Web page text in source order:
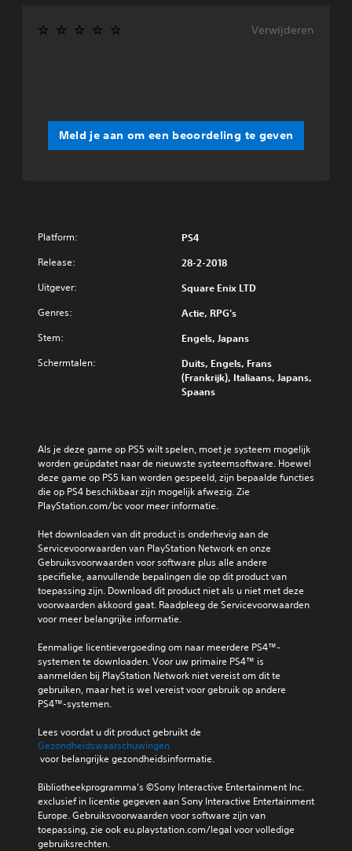
Meld je aan om een beoordeling te geven
Verwijderen
Platform: PS4
Release: 28-2-2018
Uitgever: Square Enix LTD
Genres: Actie, RPG's
Stem: Engels, Japans
Schermtalen:
Duits, Engels, Frans
(Frankrijk), Italiaans, Japans,
Spaans
Als je deze game op PS5 wilt spelen, moet je systeem mogelijk
worden geüpdatet naar de nieuwste systeemsoftware. Hoewel
deze game op PS5 kan worden gespeeld, zijn bepaalde functies
die op PS4 beschikbaar zijn mogelijk afwezig. Zie
PlayStation.com/bc voor meer informatie.
Het downloaden van dit product is onderhevig aan de
Servicevoorwaarden van PlayStation Network en onze
Gebruiksvoorwaarden voor software plus alle andere
specifieke, aanvullende bepalingen die op dit product van
toepassing zijn. Download dit product niet als u niet met deze
voorwaarden akkoord gaat. Raadpleeg de Servicevoorwaarden
voor meer belangrijke informatie.
Eenmalige licentievergoeding om naar meerdere PS4™-
systemen te downloaden. Voor uw primaire PS4™ is
aanmelden bij PlayStation Network niet vereist om dit te
gebruiken, maar het is wel vereist voor gebruik op andere
PS4™-systemen.
Lees voordat u dit product gebruikt de
Gezondheidswaarschuwingen
voor belangrijke gezondheidsinformatie.
Bibliotheekprogramma's ©Sony Interactive Entertainment Inc.
exclusief in licentie gegeven aan Sony Interactive Entertainment
Europe. Gebruiksvoorwaarden voor software zijn van
toepassing, zie ook eu.playstation.com/legal voor volledige
gebruiksrechten.